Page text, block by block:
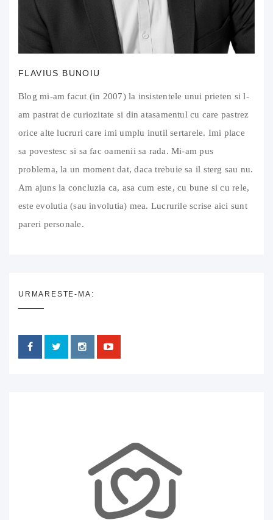
FLAVIUS BUNOIU
Blog mi-am facut (in 2007) la insistentele unui prieten si l-
am pastrat de curiozitate si din atasamentul cu care pastrez
orice alte lucruri care imi umplu inutil sertarele. Imi place
sa povestesc si sa fac oamenii sa rada. Mi-am pus
problema, la un moment dat, daca trebuie sa il sterg sau nu.
Am ajuns la concluzia ca, asa cum este, cu bune si cu rele,
este evolutia (sau involutia) mea. Lucrurile scrise aici sunt
pareri personale.
URMARESTE-MA: